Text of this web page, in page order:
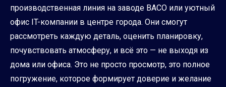
производственная линия на заводе ВАСО или уютный
офис IT-компании в центре города. Они смогут
рассмотреть каждую деталь, оценить планировку,
почувствовать атмосферу, и всё это — не выходя из
дома или офиса. Это не просто просмотр, это полное
погружение, которое формирует доверие и желание